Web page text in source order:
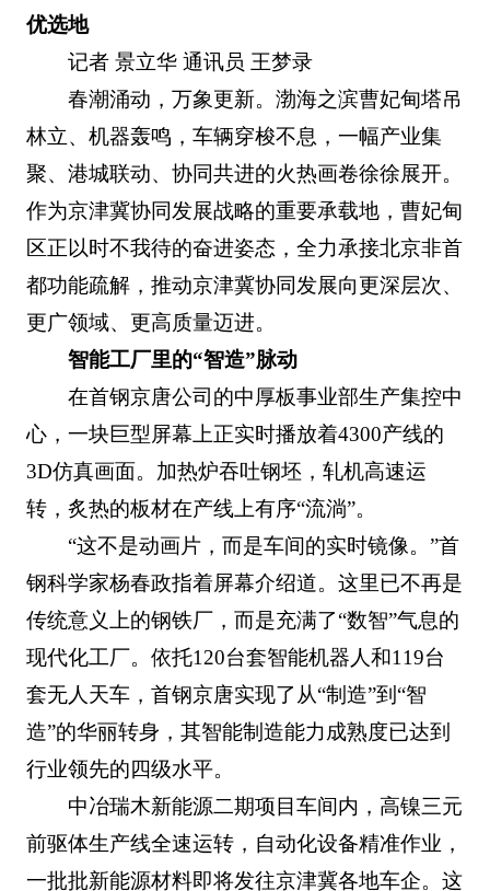
优选地
记者 景立华 通讯员 王梦录
春潮涌动，万象更新。渤海之滨曹妃甸塔吊
林立、机器轰鸣，车辆穿梭不息，一幅产业集
聚、港城联动、协同共进的火热画卷徐徐展开。
作为京津冀协同发展战略的重要承载地，曹妃甸
区正以时不我待的奋进姿态，全力承接北京非首
都功能疏解，推动京津冀协同发展向更深层次、
更广领域、更高质量迈进。
智能工厂里的“智造”脉动
在首钢京唐公司的中厚板事业部生产集控中
心，一块巨型屏幕上正实时播放着4300产线的
3D仿真画面。加热炉吞吐钢坯，轧机高速运
转，炙热的板材在产线上有序“流淌”。
“这不是动画片，而是车间的实时镜像。”首
钢科学家杨春政指着屏幕介绍道。这里已不再是
传统意义上的钢铁厂，而是充满了“数智”气息的
现代化工厂。依托120台套智能机器人和119台
套无人天车，首钢京唐实现了从“制造”到“智
造”的华丽转身，其智能制造能力成熟度已达到
行业领先的四级水平。
中冶瑞木新能源二期项目车间内，高镍三元
前驱体生产线全速运转，自动化设备精准作业，
一批批新能源材料即将发往京津冀各地车企。这